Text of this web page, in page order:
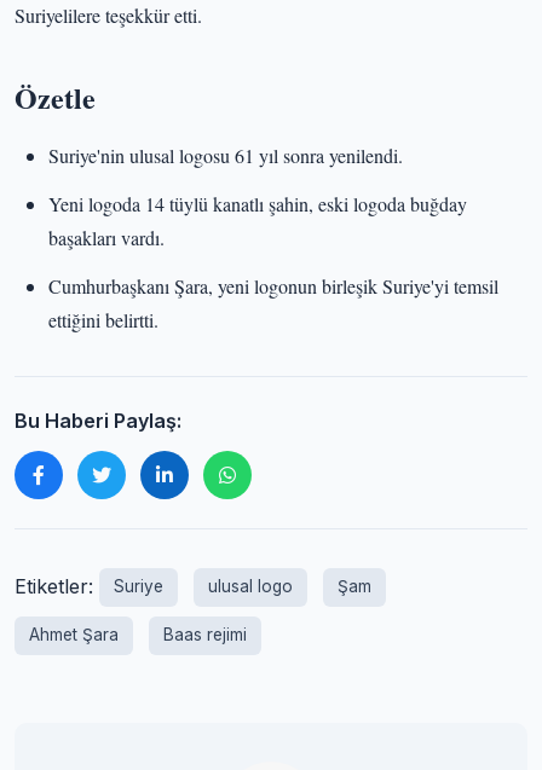
Suriyelilere teşekkür etti.
Özetle
Suriye'nin ulusal logosu 61 yıl sonra yenilendi.
Yeni logoda 14 tüylü kanatlı şahin, eski logoda buğday
başakları vardı.
Cumhurbaşkanı Şara, yeni logonun birleşik Suriye'yi temsil
ettiğini belirtti.
Bu Haberi Paylaş:
Etiketler: Suriye ulusal logo Şam
Ahmet Şara Baas rejimi